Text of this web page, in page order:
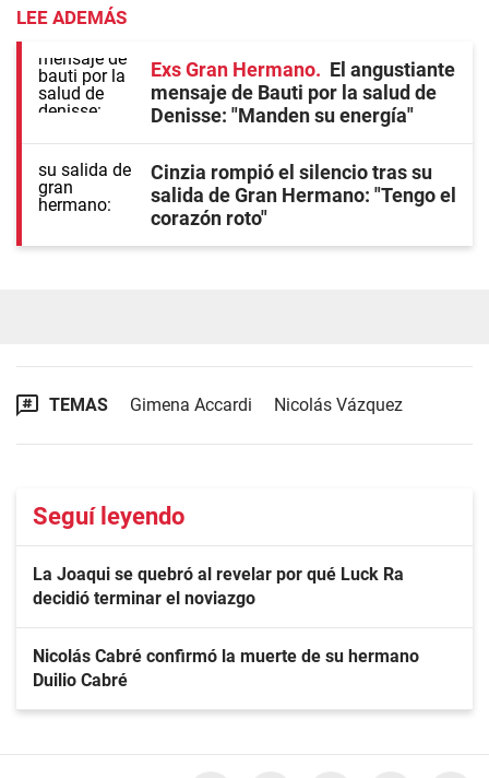
LEE ADEMÁS
Exs Gran Hermano
El angustiante
mensaje de Bauti por la salud de
Denisse: "Manden su energía"
Cinzia rompió el silencio tras su
salida de Gran Hermano: "Tengo el
corazón roto"
TEMAS Gimena Accardi Nicolás Vázquez
Seguí leyendo
La Joaqui se quebró al revelar por qué Luck Ra
decidió terminar el noviazgo
Nicolás Cabré confirmó la muerte de su hermano
Duilio Cabré